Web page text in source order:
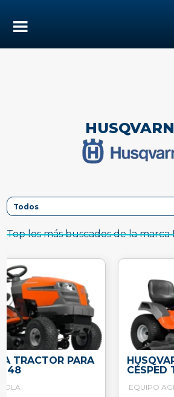
Top los más buscados de la marca
TRACTOR PARA
CÉSPED
EQUIPO